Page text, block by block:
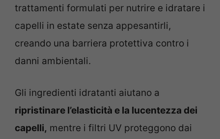
trattamenti formulati per nutrire e idratare i
capelli in estate senza appesantirli,
creando una barriera protettiva contro i
danni ambientali.
Gli ingredienti idratanti aiutano a
ripristinare l’elasticità e la lucentezza dei
capelli, mentre i filtri UV proteggono dai